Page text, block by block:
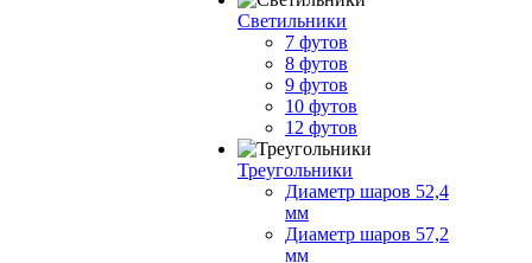
Светильники
7 футов
8 футов
9 футов
10 футов
12 футов
Треугольники
Диаметр шаров 52,4
мм
Диаметр шаров 57,2
мм